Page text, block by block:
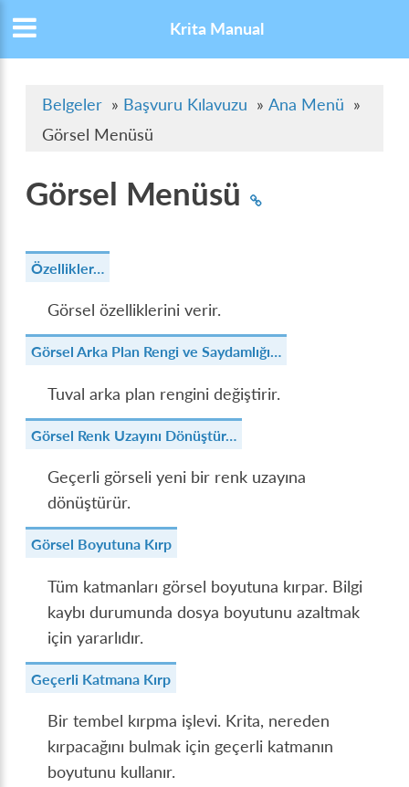
Krita Manual
Belgeler » Başvuru Kılavuzu » Ana Menü »
Görsel Menüsü
Görsel Menüsü
Özellikler…
Görsel özelliklerini verir.
Görsel Arka Plan Rengi ve Saydamlığı…
Tuval arka plan rengini değiştirir.
Görsel Renk Uzayını Dönüştür…
Geçerli görseli yeni bir renk uzayına
dönüştürür.
Görsel Boyutuna Kırp
Tüm katmanları görsel boyutuna kırpar. Bilgi
kaybı durumunda dosya boyutunu azaltmak
için yararlıdır.
Geçerli Katmana Kırp
Bir tembel kırpma işlevi. Krita, nereden
kırpacağını bulmak için geçerli katmanın
boyutunu kullanır.